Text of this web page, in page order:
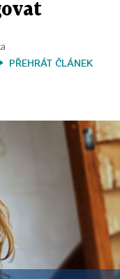
PŘEHRÁT ČLÁNEK